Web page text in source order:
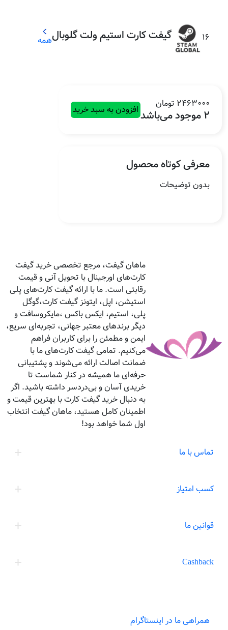
16 گیفت کارت استیم ولت گلوبالهمه
2463000 تومان
2 موجود می‌باشد افزودن به سبد خرید
معرفی کوتاه محصول
بدون توضیحات
تماس با ما
کسب امتیاز
قوانین ما
Cashback
ماهان گیفت، مرجع تخصصی خرید گیفت
کارت‌های اورجینال با تحویل آنی و قیمت
رقابتی است. ما با ارائه گیفت کارت‌های پلی
استیشن، اپل، ایتونز گیفت کارت،گوگل
پلی، استیم، ایکس باکس ،مایکروسافت و
دیگر برندهای معتبر جهانی، تجربه‌ای سریع،
ایمن و مطمئن را برای کاربران فراهم
می‌کنیم. تمامی گیفت کارت‌های ما با
ضمانت اصالت ارائه می‌شوند و پشتیبانی
حرفه‌ای ما همیشه در کنار شماست تا
خریدی آسان و بی‌دردسر داشته باشید. اگر
به دنبال خرید گیفت کارت با بهترین قیمت و
اطمینان کامل هستید، ماهان گیفت انتخاب
اول شما خواهد بود!
همراهی ما در اینستاگرام